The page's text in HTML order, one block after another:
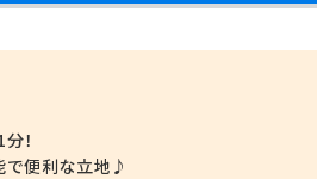
！
で便利な立地♪